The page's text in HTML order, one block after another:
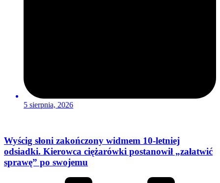
5 sierpnia, 2026
Wyścig słoni zakończony widmem 10-letniej
odsiadki. Kierowca ciężarówki postanowił „załatwić
sprawę” po swojemu